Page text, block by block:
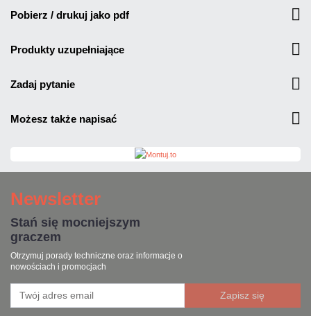
pobierz / drukuj jako pdf
produkty uzupełniające
zadaj pytanie
możesz także napisać
Newsletter
Stań się mocniejszym
graczem
Otrzymuj porady techniczne oraz informacje o
nowościach i promocjach